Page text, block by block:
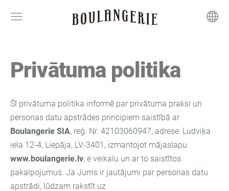
Privātuma politika
Šī privātuma politika informē par privātuma praksi un
personas datu apstrādes principiem saistībā ar
Boulangerie SIA, reģ. Nr. 42103060947, adrese: Ludviķa
iela 12-4, Liepāja, LV-3401, izmantojot mājaslapu
www.boulangerie.lv, e veikalu un ar to saistītos
pakalpojumus. Ja Jums ir jautājumi par personas datu
apstrādi, lūdzam rakstīt uz